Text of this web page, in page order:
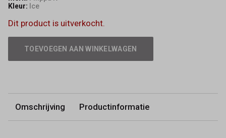
Kleur: Ice
Dit product is uitverkocht.
TOEVOEGEN AAN WINKELWAGEN
Omschrijving Productinformatie